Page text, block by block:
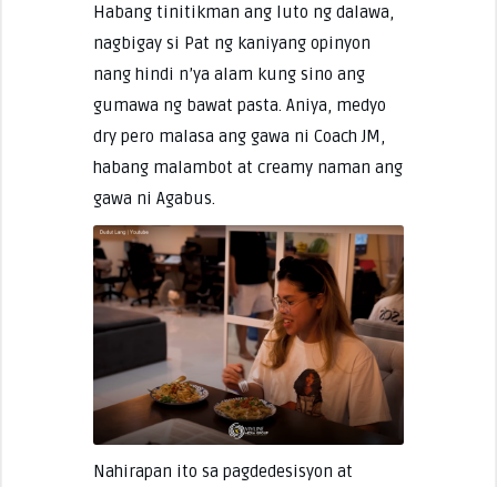
Habang tinitikman ang luto ng dalawa,
nagbigay si Pat ng kaniyang opinyon
nang hindi n’ya alam kung sino ang
gumawa ng bawat pasta. Aniya, medyo
dry pero malasa ang gawa ni Coach JM,
habang malambot at creamy naman ang
gawa ni Agabus.
Nahirapan ito sa pagdedesisyon at